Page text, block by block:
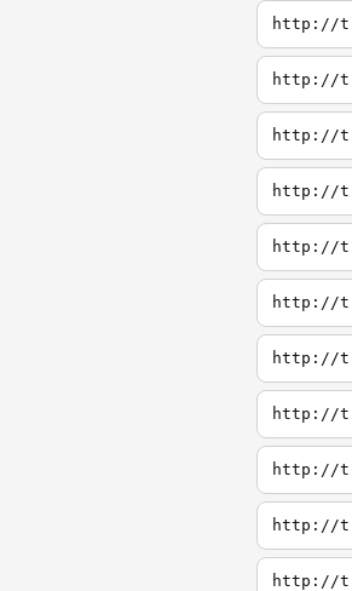
http://
http://
http://
http://
http://
http://
http://
http://
http://
http://
http://